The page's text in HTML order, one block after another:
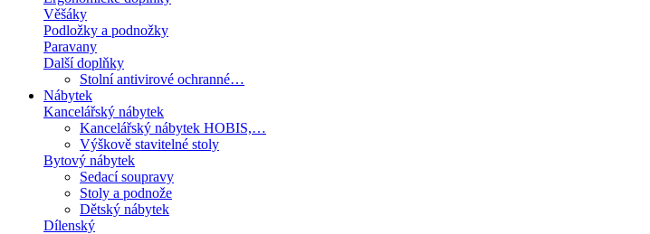
Věšáky
Podložky a podnožky
Paravany
Další doplňky
Stolní antivirové ochranné…
Nábytek
Kancelářský nábytek
Kancelářský nábytek HOBIS,…
Výškově stavitelné stoly
Bytový nábytek
Sedací soupravy
Stoly a podnože
Dětský nábytek
Dílenský